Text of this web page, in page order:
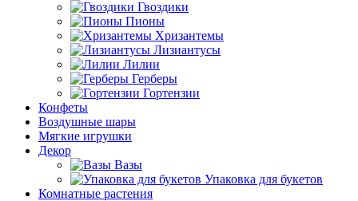
Гвоздики
Пионы
Хризантемы
Лизиантусы
Лилии
Герберы
Гортензии
Конфеты
Воздушные шары
Мягкие игрушки
Декор
Вазы
Упаковка для букетов
Комнатные растения